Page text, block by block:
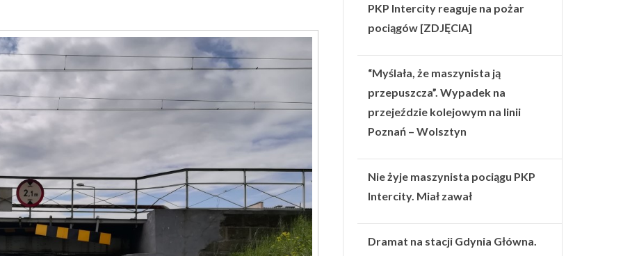
PKP Intercity reaguje na pożar
pociągów [ZDJĘCIA]
“Myślała, że maszynista ją
przepuszcza”. Wypadek na
przejeździe kolejowym na linii
Poznań – Wolsztyn
Nie żyje maszynista pociągu PKP
Intercity. Miał zawał
Dramat na stacji Gdynia Główna.